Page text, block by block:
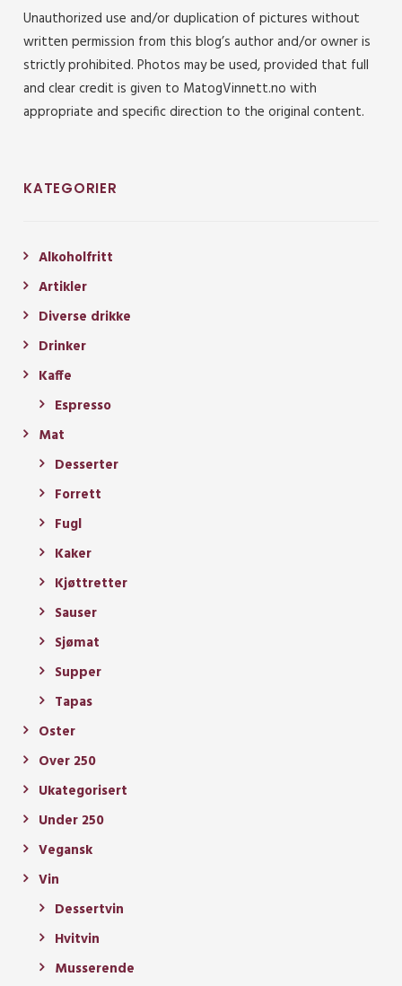
Unauthorized use and/or duplication of pictures without
written permission from this blog’s author and/or owner is
strictly prohibited. Photos may be used, provided that full
and clear credit is given to MatogVinnett.no with
appropriate and specific direction to the original content.
KATEGORIER
Alkoholfritt
Artikler
Diverse drikke
Drinker
Kaffe
Espresso
Mat
Desserter
Forrett
Fugl
Kaker
Kjøttretter
Sauser
Sjømat
Supper
Tapas
Oster
Over 250
Ukategorisert
Under 250
Vegansk
Vin
Dessertvin
Hvitvin
Musserende